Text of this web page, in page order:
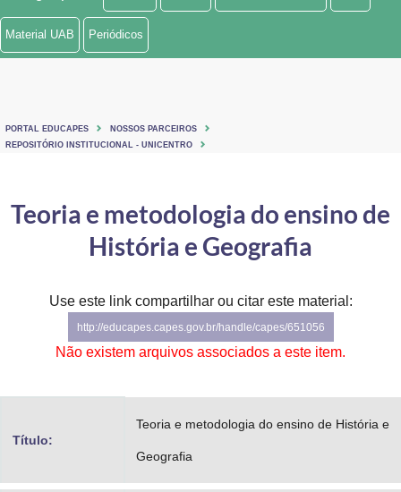
Ministério de Minas e Energia
Ministério do Turismo
Controladoria-Geral da União
Ministério da Mulher, da Família e dos Direitos Humanos
Secretaria-Geral
Material UAB Periódicos
PORTAL EDUCAPES
NOSSOS PARCEIROS
REPOSITÓRIO INSTITUCIONAL - UNICENTRO
Teoria e metodologia do ensino de
História e Geografia
Use este link compartilhar ou citar este material:
http://educapes.capes.gov.br/handle/capes/651056
Não existem arquivos associados a este item.
Título:
Teoria e metodologia do ensino de História e
Geografia